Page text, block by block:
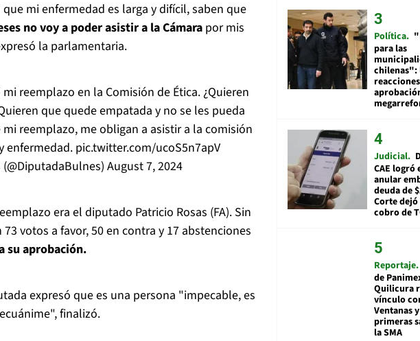
mi enfermedad es larga y difícil, saben que
no voy a poder asistir a la Cámara por mis
la parlamentaria.
reemplazo en la Comisión de Ética. ¿Quieren
que quede empatada y no se les pueda
reemplazo, me obligan a asistir a la comisión
enfermedad.pic.twitter.com/ucoS5n7apV
August 7, 2024
era el diputado Patricio Rosas (FA). Sin
votos a favor, 50 en contra y 17 abstenciones
su aprobación.
expresó que es una persona "impecable, es
finalizó.
Política
para las
chilenas":
Judicial
CAE logró
anular
deuda de
Corte
cobro de
Reportaje
de
Quilicura
vínculo
Ventanas
primeras
la SMA